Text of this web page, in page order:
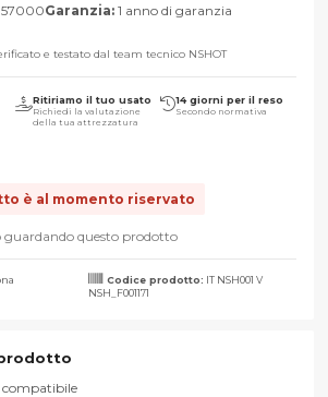
57000Garanzia: 1 anno di garanzia
e testato dal team tecnico NSHOT
Ritiriamo il tuo usato
Richiedi la valutazione
della tua attrezzatura
14 giorni per il reso
Secondo normativa
è al momento riservato
guardando questo prodotto
Codice prodotto: IT NSH001 V
NSH_F001171